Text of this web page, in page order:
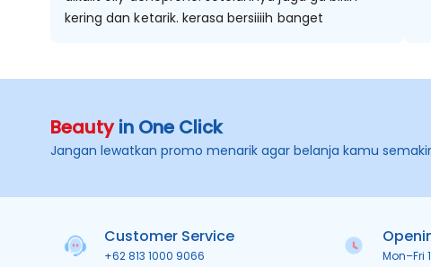
kering dan ketarik. kerasa bersiiiih banget
Beautyin One Click
Jangan lewatkan promo menarik agar belanja kamu
Customer Service
+62 813 1000 9066 Mon–Fri